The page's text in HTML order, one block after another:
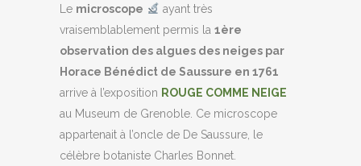
Le microscope
ayant très
vraisemblablement permis la 1ère
observation des algues des neiges par
Horace Bénédict de Saussure en 1761
arrive à l’exposition ROUGE COMME NEIGE
au Museum de Grenoble. Ce microscope
appartenait à l’oncle de De Saussure, le
célèbre botaniste Charles Bonnet.